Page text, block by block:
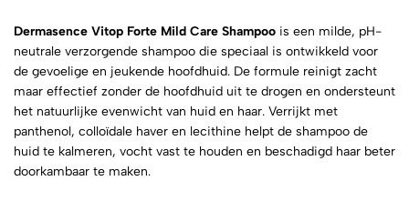
Dermasence Vitop Forte Mild Care Shampoo is een milde, pH-
neutrale verzorgende shampoo die speciaal is ontwikkeld voor
de gevoelige en jeukende hoofdhuid. De formule reinigt zacht
maar effectief zonder de hoofdhuid uit te drogen en ondersteunt
het natuurlijke evenwicht van huid en haar. Verrijkt met
panthenol, colloïdale haver en lecithine helpt de shampoo de
huid te kalmeren, vocht vast te houden en beschadigd haar beter
doorkambaar te maken.